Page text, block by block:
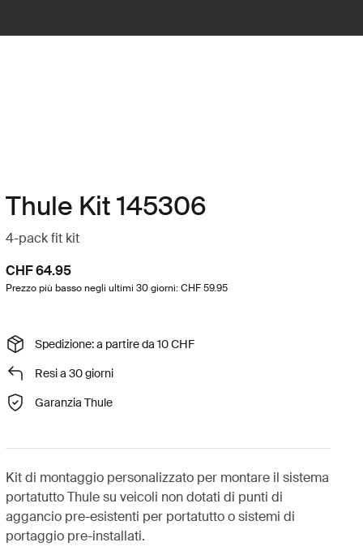
Thule Kit 145306
4-pack fit kit
CHF 64.95
Prezzo più basso negli ultimi 30 giorni: CHF 59.95
Spedizione: a partire da 10 CHF
Resi a 30 giorni
Garanzia Thule
Kit di montaggio personalizzato per montare il sistema
portatutto Thule su veicoli non dotati di punti di
aggancio pre-esistenti per portatutto o sistemi di
portaggio pre-installati.